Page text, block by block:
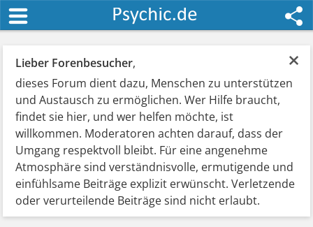
×
Lieber Forenbesucher,
dieses Forum dient dazu, Menschen zu unterstützen
und Austausch zu ermöglichen. Wer Hilfe braucht,
findet sie hier, und wer helfen möchte, ist
willkommen. Moderatoren achten darauf, dass der
Umgang respektvoll bleibt. Für eine angenehme
Atmosphäre sind verständnisvolle, ermutigende und
einfühlsame Beiträge explizit erwünscht. Verletzende
oder verurteilende Beiträge sind nicht erlaubt.